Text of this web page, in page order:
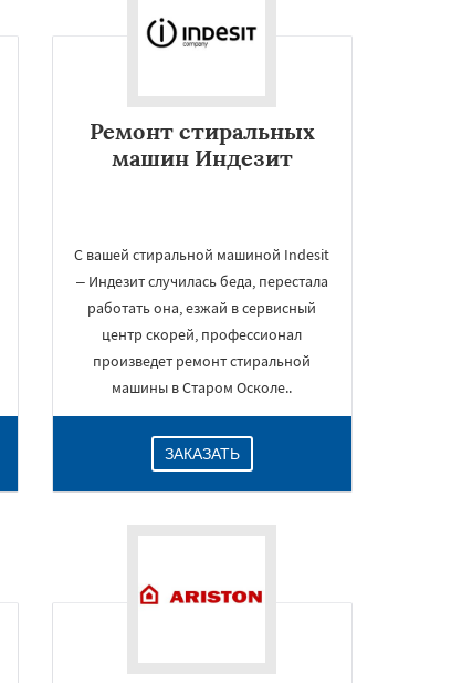
Ремонт стиральных
машин Индезит
С вашей стиральной машиной Indesit
– Индезит случилась беда, перестала
работать она, езжай в сервисный
центр скорей, профессионал
произведет ремонт стиральной
машины в Старом Осколе..
ЗАКАЗАТЬ